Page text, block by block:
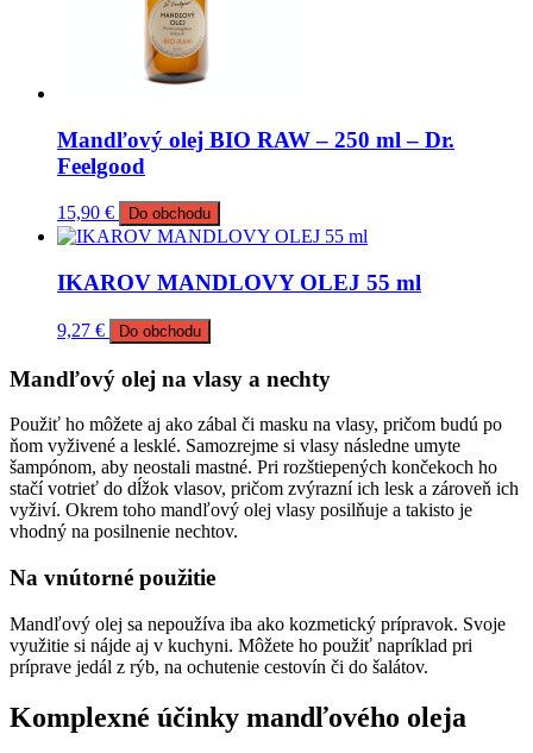
Mandľový olej BIO RAW – 250 ml – Dr.
Feelgood
15,90 € Do obchodu
IKAROV MANDLOVY OLEJ 55 ml
9,27 € Do obchodu
Mandľový olej na vlasy a nechty
Použiť ho môžete aj ako zábal či masku na vlasy, pričom budú po
ňom vyživené a lesklé. Samozrejme si vlasy následne umyte
šampónom, aby neostali mastné. Pri rozštiepených končekoch ho
stačí votrieť do dĺžok vlasov, pričom zvýrazní ich lesk a zároveň ich
vyživí. Okrem toho mandľový olej vlasy posilňuje a takisto je
vhodný na posilnenie nechtov.
Na vnútorné použitie
Mandľový olej sa nepoužíva iba ako kozmetický prípravok. Svoje
využitie si nájde aj v kuchyni. Môžete ho použiť napríklad pri
príprave jedál z rýb, na ochutenie cestovín či do šalátov.
Komplexné účinky mandľového oleja